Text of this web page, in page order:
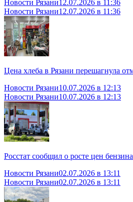
Новости Рязани12.07.2026 в 11:36
Новости Рязани12.07.2026 в 11:36
Цена хлеба в Рязани перешагнула
Новости Рязани10.07.2026 в 12:13
Новости Рязани10.07.2026 в 12:13
Росстат сообщил о росте цен
Новости Рязани02.07.2026 в 13:11
Новости Рязани02.07.2026 в 13:11